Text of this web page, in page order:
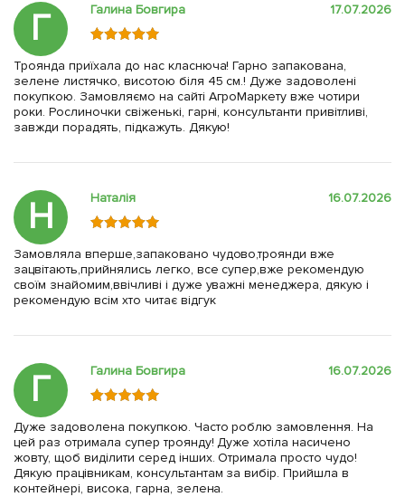
Г Галина Бовгира 17.07.2026
Троянда приїхала до нас класнюча! Гарно запакована,
зелене листячко, висотою біля 45 см.! Дуже задоволені
покупкою. Замовляємо на сайті АгроМаркету вже чотири
роки. Рослиночки свіженькі, гарні, консультанти привітливі,
завжди порадять, підкажуть. Дякую!
Н Наталія 16.07.2026
Замовляла вперше,запаковано чудово,троянди вже
зацвітають,прийнялись легко, все супер,вже рекомендую
своїм знайомим,ввічливі і дуже уважні менеджера, дякую і
рекомендую всім хто читає відгук
Г Галина Бовгира 16.07.2026
Дуже задоволена покупкою. Часто роблю замовлення. На
цей раз отримала супер троянду! Дуже хотіла насичено
жовту, щоб виділити серед інших. Отримала просто чудо!
Дякую працівникам, консультантам за вибір. Прийшла в
контейнері, висока, гарна, зелена.